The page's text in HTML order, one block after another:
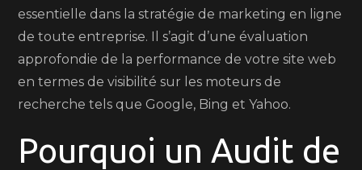
essentielle dans la stratégie de marketing en ligne
de toute entreprise. Il s’agit d’une évaluation
approfondie de la performance de votre site web
en termes de visibilité sur les moteurs de
recherche tels que Google, Bing et Yahoo.
Pourquoi un Audit de